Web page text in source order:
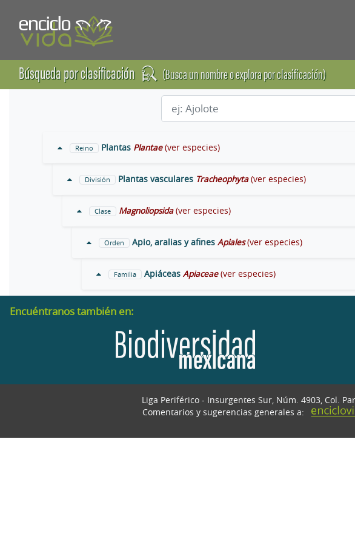
Búsqueda por clasificación (Busca un nombre o explora por clasificación)
Reino Plantas Plantae (ver especies)
División Plantas vasculares Tracheophyta (ver especies)
Clase Magnoliopsida (ver especies)
Orden Apio, aralias y afines Apiales (ver especies)
Familia Apiáceas Apiaceae (ver especies)
Encuéntranos también en:
Liga Periférico - Insurgentes Sur, Núm. 4903, Col.
Comentarios y sugerencias generales a: